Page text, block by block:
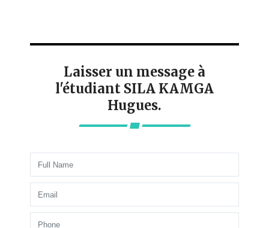
Laisser un message à
l'étudiant SILA KAMGA
Hugues.